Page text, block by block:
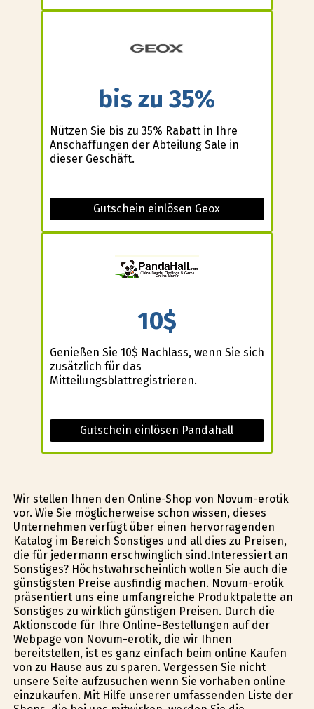
bis zu 35%
Nützen Sie bis zu 35% Rabatt in Ihre
Anschaffungen der Abteilung Sale in
dieser Geschäft.
Gutschein einlösen Geox
10$
Genießen Sie 10$ Nachlass, wenn Sie sich
zusätzlich für das
Mitteilungsblattregistrieren.
Gutschein einlösen Pandahall
Wir stellen Ihnen den Online-Shop von Novum-erotik
vor. Wie Sie möglicherweise schon wissen, dieses
Unternehmen verfügt über einen hervorragenden
Katalog im Bereich Sonstiges und all dies zu Preisen,
die für jedermann erschwinglich sind.Interessiert an
Sonstiges? Höchstwahrscheinlich wollen Sie auch die
günstigsten Preise ausfindig machen. Novum-erotik
präsentiert uns eine umfangreiche Produktpalette an
Sonstiges zu wirklich günstigen Preisen. Durch die
Aktionscode für Ihre Online-Bestellungen auf der
Webpage von Novum-erotik, die wir Ihnen
bereitstellen, ist es ganz einfach beim online Kaufen
von zu Hause aus zu sparen. Vergessen Sie nicht
unsere Seite aufzusuchen wenn Sie vorhaben online
einzukaufen. Mit Hilfe unserer umfassenden Liste der